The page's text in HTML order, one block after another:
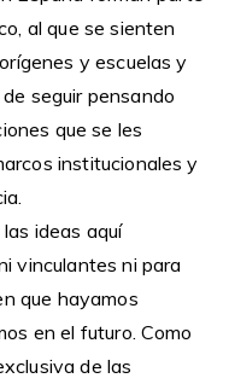
al que se sienten
y escuelas y
seguir pensando
que se les
institucionales y
ideas aquí
vinculantes ni para
que hayamos
en el futuro. Como
de las